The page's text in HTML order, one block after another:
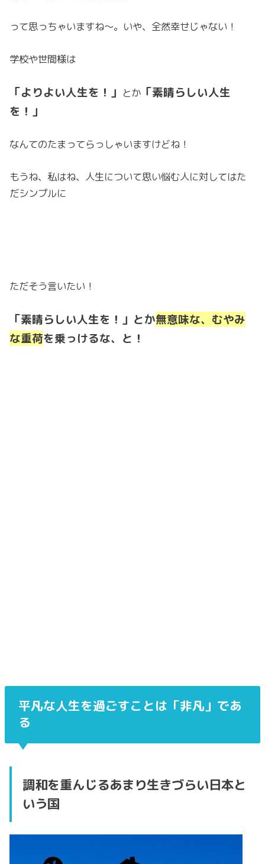
って思っちゃいますね～。いや、全然幸せじゃない！
学校や世間様は
「よりよい人生を！」 とか 「素晴らしい人生
を！」
なんてのたまってらっしゃいますけどね！
もうね、私はね、人生について思い悩む人に対してはた
だシンプルに
ただそう言いたい！
「素晴らしい人生を！」とか無意味な、むやみ
な重荷を乗っけるな、と！
平凡な人生を過ごすことは「非凡」であ
る
調和を重んじるあまり生きづらい日本と
いう国